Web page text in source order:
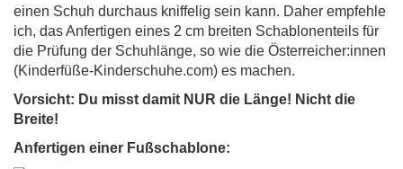
einen Schuh durchaus kniffelig sein kann. Daher empfehle
ich, das Anfertigen eines 2 cm breiten Schablonenteils für
die Prüfung der Schuhlänge, so wie die Österreicher:innen
(Kinderfüße-Kinderschuhe.com) es machen.
Vorsicht: Du misst damit NUR die Länge! Nicht die
Breite!
Anfertigen einer Fußschablone: